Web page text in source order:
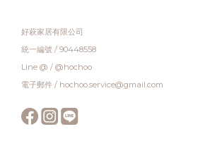
好萩家居有限公司
統一編號 / 90448558
Line @ / @hochoo
電子郵件 / hochoo.service@gmail.com